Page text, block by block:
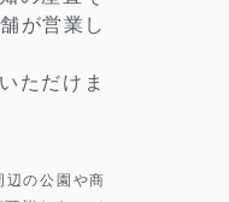
が営業し
ただけま
の公園や商